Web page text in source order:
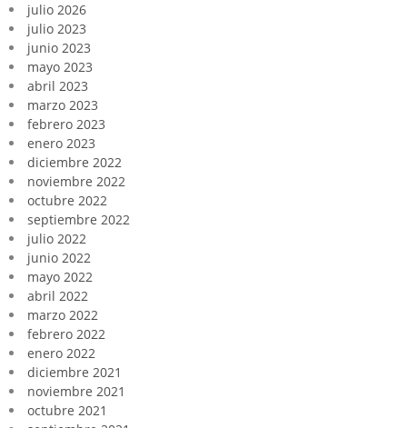
julio 2026
julio 2023
junio 2023
mayo 2023
abril 2023
marzo 2023
febrero 2023
enero 2023
diciembre 2022
noviembre 2022
octubre 2022
septiembre 2022
julio 2022
junio 2022
mayo 2022
abril 2022
marzo 2022
febrero 2022
enero 2022
diciembre 2021
noviembre 2021
octubre 2021